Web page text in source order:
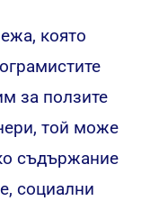
която
за ползите
той може
съдържание
социални